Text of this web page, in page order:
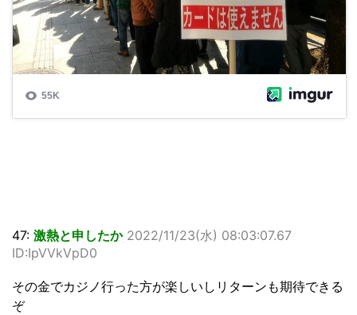
47: 激熱と申したか 2022/11/23(水) 08:03:07.67
ID:IpVVkVpD0
その金でカジノ行った方が楽しいしリターンも期待できる
ぞ